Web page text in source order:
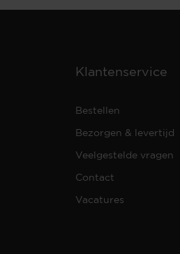
Klantenservice
Bestellen
Bezorgen & levertijd
Veelgestelde vragen
Contact
Vacatures